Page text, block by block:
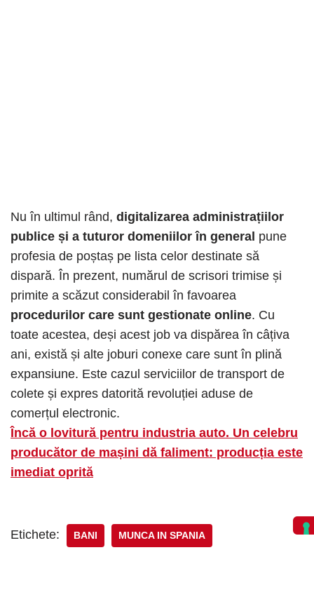
Nu în ultimul rând, digitalizarea administrațiilor
publice și a tuturor domeniilor în general pune
profesia de poștaș pe lista celor destinate să
dispară. În prezent, numărul de scrisori trimise și
primite a scăzut considerabil în favoarea
procedurilor care sunt gestionate online. Cu
toate acestea, deși acest job va dispărea în câțiva
ani, există și alte joburi conexe care sunt în plină
expansiune. Este cazul serviciilor de transport de
colete și expres datorită revoluției aduse de
comerțul electronic.
Încă o lovitură pentru industria auto. Un celebru
producător de mașini dă faliment: producția este
imediat oprită
Etichete: BANI MUNCA IN SPANIA